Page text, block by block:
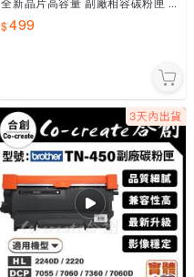
全新晶片高容量 副廠相容碳粉匣 L
2460DW 2805DW
499